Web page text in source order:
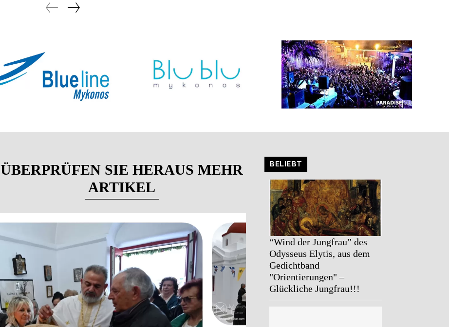
ÜBERPRÜFEN SIE HERAUS MEHR
ARTIKEL
BELIEBT
“Wind der Jungfrau” des
Odysseus Elytis, aus dem
Gedichtband
"Orientierungen" –
Glückliche Jungfrau!!!